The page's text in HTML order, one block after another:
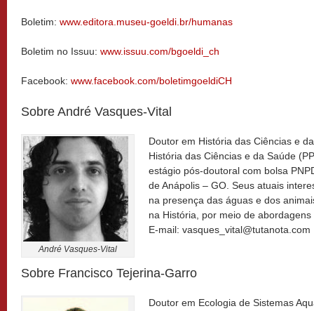
Boletim: www.editora.museu-goeldi.br/humanas
Boletim no Issuu: www.issuu.com/bgoeldi_ch
Facebook: www.facebook.com/boletimgoeldiCH
Sobre André Vasques-Vital
André Vasques-Vital
Doutor em História das Ciências e
História das Ciências e da Saúde
estágio pós-doutoral com bolsa
de Anápolis – GO. Seus atuais
na presença das águas e dos
na História, por meio de
E-mail: vasques_vital@tutanota.com
Sobre Francisco Tejerina-Garro
Doutor em Ecologia de Sistemas